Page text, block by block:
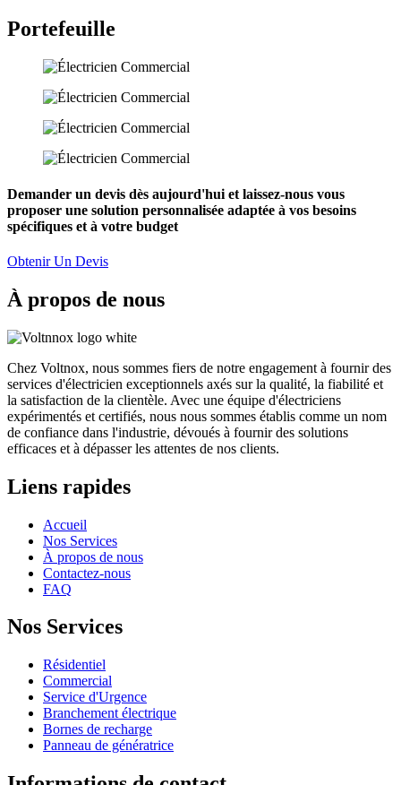
Portefeuille
Demander un devis dès aujourd'hui et laissez-nous vous
proposer une solution personnalisée adaptée à vos besoins
spécifiques et à votre budget
Obtenir Un Devis
À propos de nous
Chez Voltnox, nous sommes fiers de notre engagement à fournir des
services d'électricien exceptionnels axés sur la qualité, la fiabilité et
la satisfaction de la clientèle. Avec une équipe d'électriciens
expérimentés et certifiés, nous nous sommes établis comme un nom
de confiance dans l'industrie, dévoués à fournir des solutions
efficaces et à dépasser les attentes de nos clients.
Liens rapides
Accueil
Nos Services
À propos de nous
Contactez-nous
FAQ
Nos Services
Résidentiel
Commercial
Service d'Urgence
Branchement électrique
Bornes de recharge
Panneau de génératrice